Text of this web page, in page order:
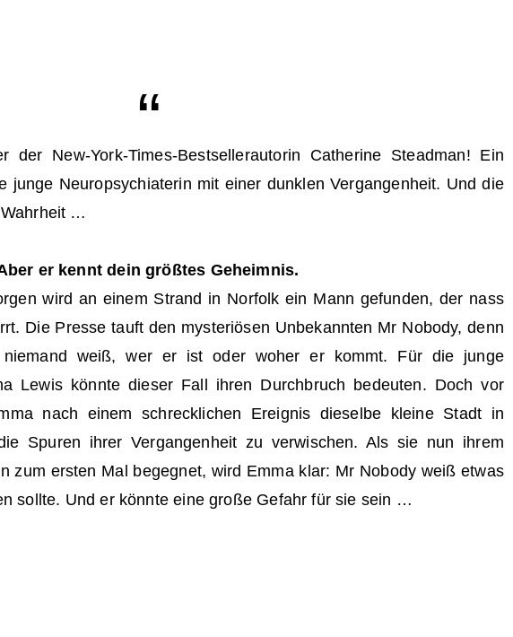
der New-York-Times-Bestsellerautorin Catherine Steadman! Ein
junge Neuropsychiaterin mit einer dunklen Vergangenheit. Und die
…
er kennt dein größtes Geheimnis.
wird an einem Strand in Norfolk ein Mann gefunden, der nass
Die Presse tauft den mysteriösen Unbekannten Mr Nobody, denn
weiß, wer er ist oder woher er kommt. Für die junge
Lewis könnte dieser Fall ihren Durchbruch bedeuten. Doch vor
nach einem schrecklichen Ereignis dieselbe kleine Stadt in
Spuren ihrer Vergangenheit zu verwischen. Als sie nun ihrem
zum ersten Mal begegnet, wird Emma klar: Mr Nobody weiß etwas
sollte. Und er könnte eine große Gefahr für sie sein …